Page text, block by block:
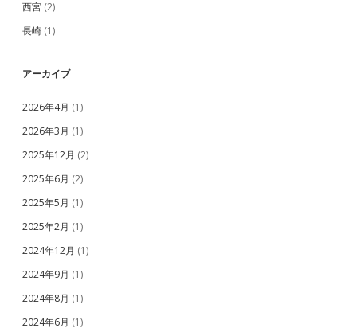
西宮 (2)
長崎 (1)
アーカイブ
2026年4月 (1)
2026年3月 (1)
2025年12月 (2)
2025年6月 (2)
2025年5月 (1)
2025年2月 (1)
2024年12月 (1)
2024年9月 (1)
2024年8月 (1)
2024年6月 (1)